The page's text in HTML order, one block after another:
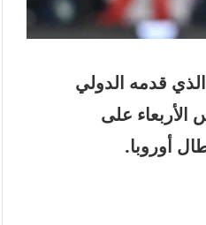
قدمه الدولي
على
أوروبا.